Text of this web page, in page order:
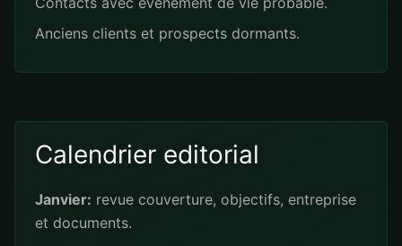
Anciens clients et prospects dormants.
Calendrier editorial
Janvier: revue couverture, objectifs, entreprise
et documents.